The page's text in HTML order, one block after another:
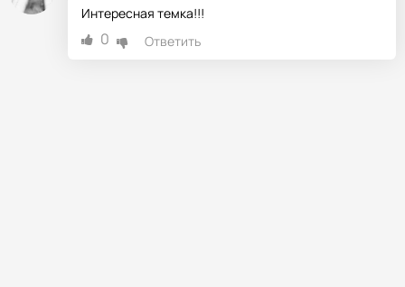
Интересная темка!!!
0 Ответить